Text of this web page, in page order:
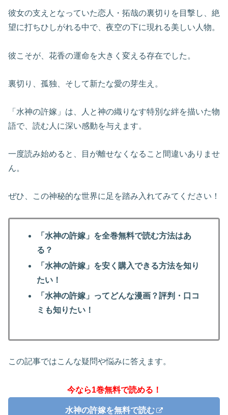
彼女の支えとなっていた恋人・拓哉の裏切りを目撃し、絶
望に打ちひしがれる中で、夜空の下に現れる美しい人物。
彼こそが、花香の運命を大きく変える存在でした。
裏切り、孤独、そして新たな愛の芽生え。
「水神の許嫁」は、人と神の織りなす特別な絆を描いた物
語で、読む人に深い感動を与えます。
一度読み始めると、目が離せなくなること間違いありませ
ん。
ぜひ、この神秘的な世界に足を踏み入れてみてください！
「水神の許嫁」を全巻無料で読む方法はあ
る？
「水神の許嫁」を安く購入できる方法を知り
たい！
「水神の許嫁」ってどんな漫画？評判・口コ
ミも知りたい！
この記事ではこんな疑問や悩みに答えます。
今なら1巻無料で読める！
水神の許嫁を無料で読む